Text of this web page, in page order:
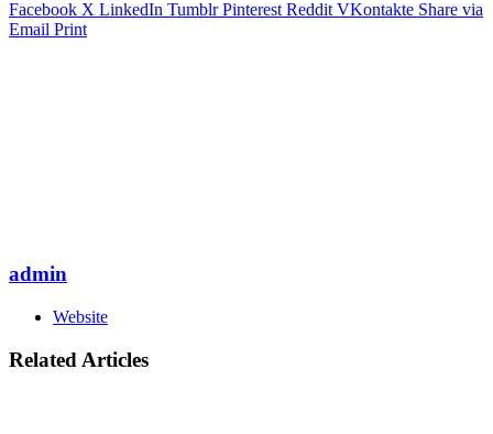
Facebook X LinkedIn Tumblr Pinterest Reddit VKontakte Share via
Email Print
admin
Website
Related Articles